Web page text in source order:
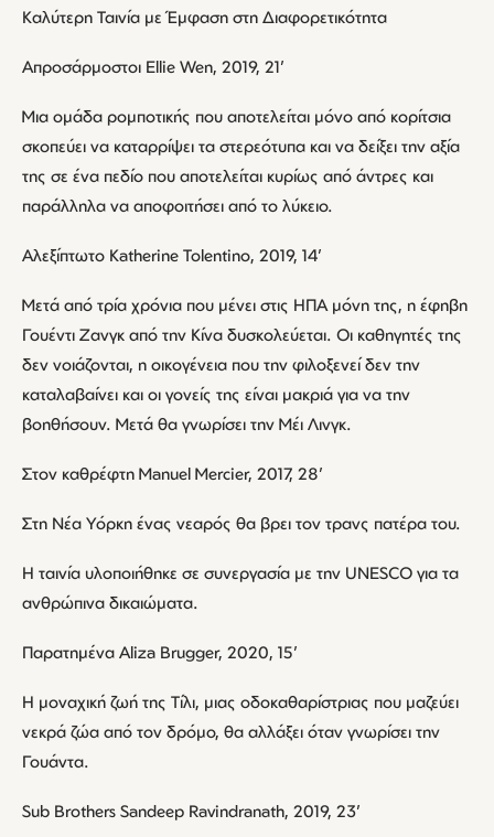
Καλύτερη Ταινία με Έμφαση στη Διαφορετικότητα
Απροσάρμοστοι Ellie Wen, 2019, 21’
Μια ομάδα ρομποτικής που αποτελείται μόνο από κορίτσια
σκοπεύει να καταρρίψει τα στερεότυπα και να δείξει την αξία
της σε ένα πεδίο που αποτελείται κυρίως από άντρες και
παράλληλα να αποφοιτήσει από το λύκειο.
Αλεξίπτωτο Katherine Tolentino, 2019, 14’
Μετά από τρία χρόνια που μένει στις ΗΠΑ μόνη της, η έφηβη
Γουέντι Ζανγκ από την Κίνα δυσκολεύεται. Οι καθηγητές της
δεν νοιάζονται, η οικογένεια που την φιλοξενεί δεν την
καταλαβαίνει και οι γονείς της είναι μακριά για να την
βοηθήσουν. Μετά θα γνωρίσει την Μέι Λινγκ.
Στον καθρέφτη Manuel Mercier, 2017, 28’
Στη Νέα Υόρκη ένας νεαρός θα βρει τον τρανς πατέρα του.
Η ταινία υλοποιήθηκε σε συνεργασία με την UNESCO για τα
ανθρώπινα δικαιώματα.
Παρατημένα Aliza Brugger, 2020, 15’
Η μοναχική ζωή της Τίλι, μιας οδοκαθαρίστριας που μαζεύει
νεκρά ζώα από τον δρόμο, θα αλλάξει όταν γνωρίσει την
Γουάντα.
Sub Brothers Sandeep Ravindranath, 2019, 23’